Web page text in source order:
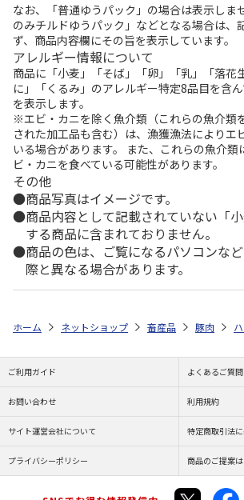
なお、「普通ゆうパック」の場合は表示しま
のみチルドゆうパック」などとなる場合は、
ず、商品内容欄にその旨を表示しています。
アレルギー情報について
商品に「小麦」「そば」「卵」「乳」「落花
に」「くるみ」のアレルギー特定8品目を含
を表示します。
※エビ・カニを除く魚介類（これらの魚介類
された加工品も含む）は、漁獲漁法によりエ
いる場合があります。 また、これらの魚介類
ビ・カニを食べている可能性があります。
その他
商品写真はイメージです。
商品内容として記載されていない「
する商品に含まれておりません。
商品の色は、ご覧になるパソコンな
際と異なる場合があります。
ホーム ネットショップ 畜産品 豚肉
ご利用ガイド よくあるご質問
お問い合わせ 利用規約
サイト運営会社について 特定商取引法
プライバシーポリシー 商品のご提案